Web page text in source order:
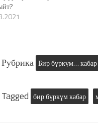
Рубрика Бир бүркүм… кабар
Tagged бир бүркүм кабар